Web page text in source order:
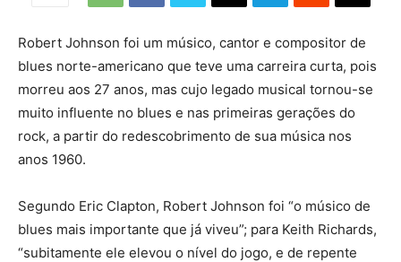
Robert Johnson foi um músico, cantor e compositor de
blues norte-americano que teve uma carreira curta, pois
morreu aos 27 anos, mas cujo legado musical tornou-se
muito influente no blues e nas primeiras gerações do
rock, a partir do redescobrimento de sua música nos
anos 1960.
Segundo Eric Clapton, Robert Johnson foi “o músico de
blues mais importante que já viveu”; para Keith Richards,
“subitamente ele elevou o nível do jogo, e de repente